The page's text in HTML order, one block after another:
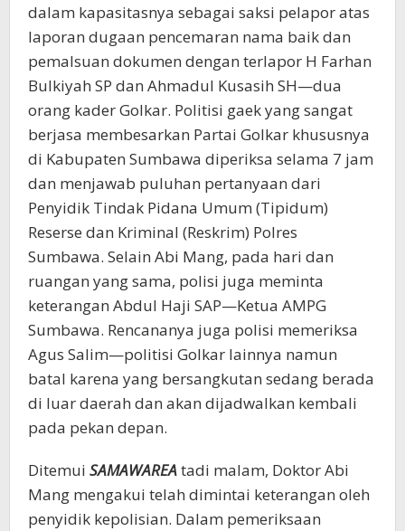
dalam kapasitasnya sebagai saksi pelapor atas
laporan dugaan pencemaran nama baik dan
pemalsuan dokumen dengan terlapor H Farhan
Bulkiyah SP dan Ahmadul Kusasih SH—dua
orang kader Golkar. Politisi gaek yang sangat
berjasa membesarkan Partai Golkar khususnya
di Kabupaten Sumbawa diperiksa selama 7 jam
dan menjawab puluhan pertanyaan dari
Penyidik Tindak Pidana Umum (Tipidum)
Reserse dan Kriminal (Reskrim) Polres
Sumbawa. Selain Abi Mang, pada hari dan
ruangan yang sama, polisi juga meminta
keterangan Abdul Haji SAP—Ketua AMPG
Sumbawa. Rencananya juga polisi memeriksa
Agus Salim—politisi Golkar lainnya namun
batal karena yang bersangkutan sedang berada
di luar daerah dan akan dijadwalkan kembali
pada pekan depan.
Ditemui SAMAWAREAtadi malam, Doktor Abi
Mang mengakui telah dimintai keterangan oleh
penyidik kepolisian. Dalam pemeriksaan